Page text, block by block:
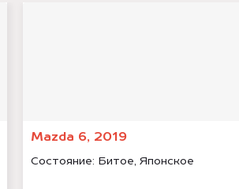
Mazda 6, 2019
Состояние: Битое, Японское